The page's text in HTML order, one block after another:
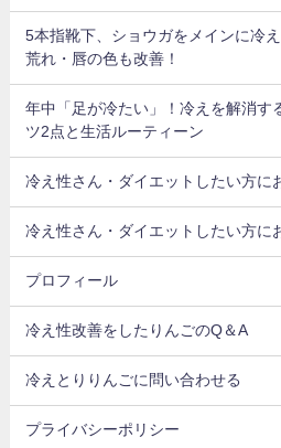
5本指靴下、ショウガをメインに冷
荒れ・唇の色も改善！
年中「足が冷たい」！冷えを解消す
ツ2点と生活ルーティーン
冷え性さん・ダイエットしたい方に
冷え性さん・ダイエットしたい方に
プロフィール
冷え性改善をしたりんごのQ＆A
冷えとりりんごに問い合わせる
プライバシーポリシー